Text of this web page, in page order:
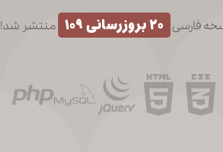
فارسی ۲۰ بروزرسانی ۱۰۹ منتشر شد!